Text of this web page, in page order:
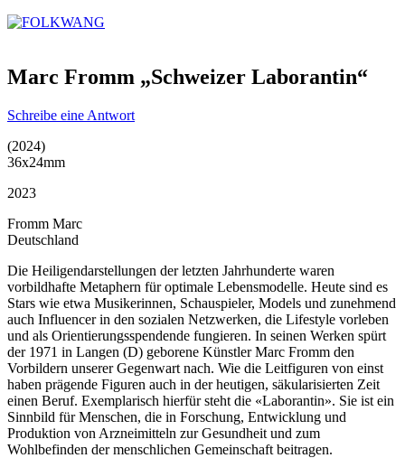
Marc Fromm „Schweizer Laborantin“
Schreibe eine Antwort
(2024)
36x24mm
2023
Fromm Marc
Deutschland
Die Heiligendarstellungen der letzten Jahrhunderte waren
vorbildhafte Metaphern für optimale Lebensmodelle. Heute sind es
Stars wie etwa Musikerinnen, Schauspieler, Models und zunehmend
auch Influencer in den sozialen Netzwerken, die Lifestyle vorleben
und als Orientierungsspendende fungieren. In seinen Werken spürt
der 1971 in Langen (D) geborene Künstler Marc Fromm den
Vorbildern unserer Gegenwart nach. Wie die Leitfiguren von einst
haben prägende Figuren auch in der heutigen, säkularisierten Zeit
einen Beruf. Exemplarisch hierfür steht die «Laborantin». Sie ist ein
Sinnbild für Menschen, die in Forschung, Entwicklung und
Produktion von Arzneimitteln zur Gesundheit und zum
Wohlbefinden der menschlichen Gemeinschaft beitragen.